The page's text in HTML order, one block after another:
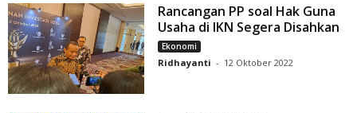
Rancangan PP soal Hak Guna
Usaha di IKN Segera Disahkan
Ekonomi
Ridhayanti - 12 Oktober 2022